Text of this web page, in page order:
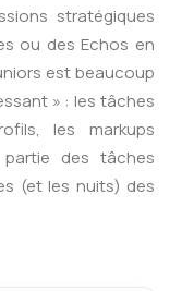
stratégiques
ou des Echos en
est beaucoup
» : les tâches
les markups
des tâches
(et les nuits) des